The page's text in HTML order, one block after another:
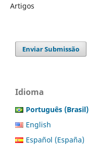
Artigos
Enviar Submissão
Idioma
Português (Brasil)
English
Español (España)